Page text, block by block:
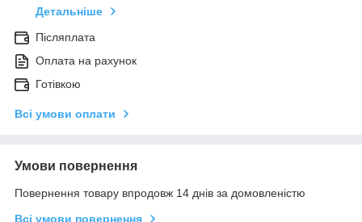
Детальніше
Післяплата
Оплата на рахунок
Готівкою
Всі умови оплати
Умови повернення
Повернення товару впродовж 14 днів за домовленістю
Всі умови повернення